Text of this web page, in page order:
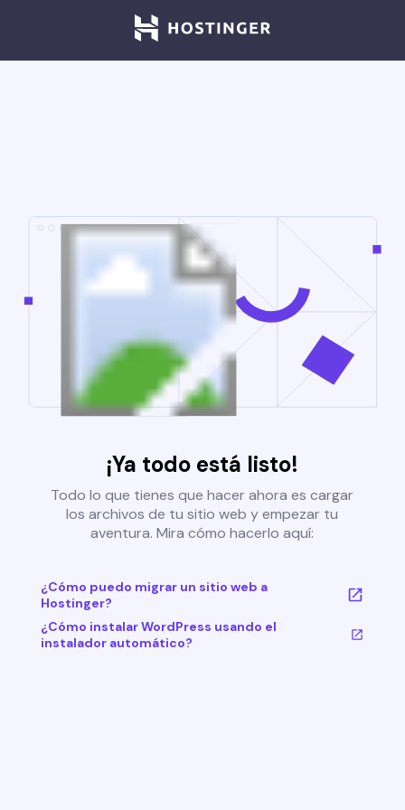
¡Ya todo está listo!
Todo lo que tienes que hacer ahora es cargar
los archivos de tu sitio web y empezar tu
aventura. Mira cómo hacerlo aquí:
¿Cómo puedo migrar un sitio web a
Hostinger?
¿Cómo instalar WordPress usando el
instalador automático?